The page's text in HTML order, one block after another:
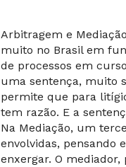
Arbitragem e
muito no Brasil em
de processos em
uma sentença, muito
permite que para
tem razão. E a
Na Mediação, um
envolvidas, pensando
enxergar. O